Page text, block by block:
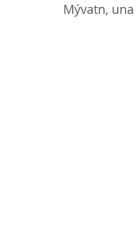
Mývatn,